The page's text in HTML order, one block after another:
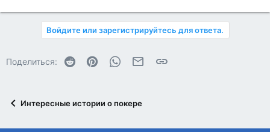
Войдите или зарегистрируйтесь для ответа.
Поделиться: Reddit PinterestWhatsAppЭлектронная почта
Ссылка
Интересные истории о покере